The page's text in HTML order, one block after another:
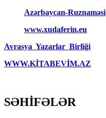
Azərbaycan-Ruznaməsi
www.xudaferin.eu
Avrasya Yazarlar Birliği
WWW.KİTABEVİM.AZ
SƏHİFƏLƏR